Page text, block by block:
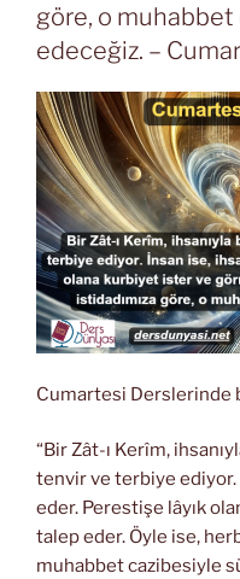
göre, o
edeceğiz. –
Cumartesi Derslerinde
“Bir Zât-ı Kerîm,
tenvir ve terbiye
eder. Perestişe lâyık
talep eder. Öyle ise,
muhabbet cazibesiyle